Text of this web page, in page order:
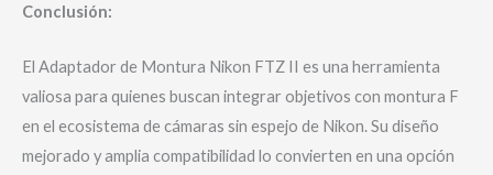
Conclusión:
El Adaptador de Montura Nikon FTZ II es una herramienta
valiosa para quienes buscan integrar objetivos con montura F
en el ecosistema de cámaras sin espejo de Nikon. Su diseño
mejorado y amplia compatibilidad lo convierten en una opción